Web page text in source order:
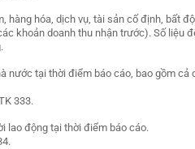
hóa, dịch vụ, tài sản cố định, bất
khoản doanh thu nhận trước). Số liệu
nước tại thời điểm báo cáo, bao gồm cả
333.
lao động tại thời điểm báo cáo.